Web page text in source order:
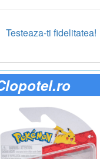
Testeaza-ti fidelitatea!